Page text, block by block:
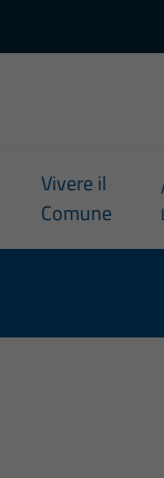
Vivere il
Comune